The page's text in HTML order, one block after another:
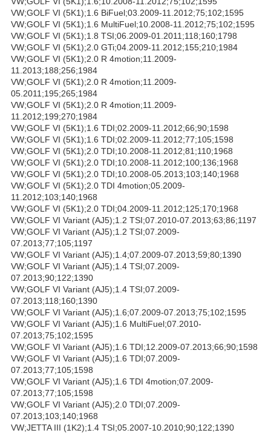
VW;GOLF VI (5K1);1.6 BiFuel;03.2009-11.2012;75;102;1595
VW;GOLF VI (5K1);1.6 MultiFuel;10.2008-11.2012;75;102;1595
VW;GOLF VI (5K1);1.8 TSI;06.2009-01.2011;118;160;1798
VW;GOLF VI (5K1);2.0 GTi;04.2009-11.2012;155;210;1984
VW;GOLF VI (5K1);2.0 R 4motion;11.2009-
11.2013;188;256;1984
VW;GOLF VI (5K1);2.0 R 4motion;11.2009-
05.2011;195;265;1984
VW;GOLF VI (5K1);2.0 R 4motion;11.2009-
11.2012;199;270;1984
VW;GOLF VI (5K1);1.6 TDI;02.2009-11.2012;66;90;1598
VW;GOLF VI (5K1);1.6 TDI;02.2009-11.2012;77;105;1598
VW;GOLF VI (5K1);2.0 TDI;10.2008-11.2012;81;110;1968
VW;GOLF VI (5K1);2.0 TDI;10.2008-11.2012;100;136;1968
VW;GOLF VI (5K1);2.0 TDI;10.2008-05.2013;103;140;1968
VW;GOLF VI (5K1);2.0 TDI 4motion;05.2009-
11.2012;103;140;1968
VW;GOLF VI (5K1);2.0 TDI;04.2009-11.2012;125;170;1968
VW;GOLF VI Variant (AJ5);1.2 TSI;07.2010-07.2013;63;86;1197
VW;GOLF VI Variant (AJ5);1.2 TSI;07.2009-
07.2013;77;105;1197
VW;GOLF VI Variant (AJ5);1.4;07.2009-07.2013;59;80;1390
VW;GOLF VI Variant (AJ5);1.4 TSI;07.2009-
07.2013;90;122;1390
VW;GOLF VI Variant (AJ5);1.4 TSI;07.2009-
07.2013;118;160;1390
VW;GOLF VI Variant (AJ5);1.6;07.2009-07.2013;75;102;1595
VW;GOLF VI Variant (AJ5);1.6 MultiFuel;07.2010-
07.2013;75;102;1595
VW;GOLF VI Variant (AJ5);1.6 TDI;12.2009-07.2013;66;90;1598
VW;GOLF VI Variant (AJ5);1.6 TDI;07.2009-
07.2013;77;105;1598
VW;GOLF VI Variant (AJ5);1.6 TDI 4motion;07.2009-
07.2013;77;105;1598
VW;GOLF VI Variant (AJ5);2.0 TDI;07.2009-
07.2013;103;140;1968
VW;JETTA III (1K2);1.4 TSI;05.2007-10.2010;90;122;1390